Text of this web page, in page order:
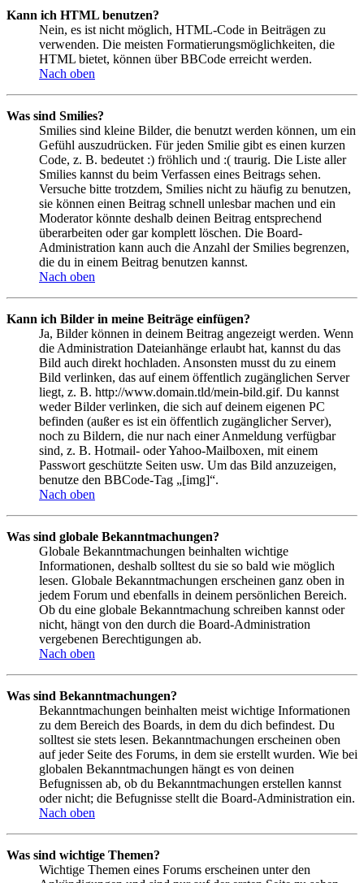
Kann ich HTML benutzen?
Nein, es ist nicht möglich, HTML-Code in Beiträgen zu
verwenden. Die meisten Formatierungsmöglichkeiten, die
HTML bietet, können über BBCode erreicht werden.
Nach oben
Was sind Smilies?
Smilies sind kleine Bilder, die benutzt werden können, um ein
Gefühl auszudrücken. Für jeden Smilie gibt es einen kurzen
Code, z. B. bedeutet :) fröhlich und :( traurig. Die Liste aller
Smilies kannst du beim Verfassen eines Beitrags sehen.
Versuche bitte trotzdem, Smilies nicht zu häufig zu benutzen,
sie können einen Beitrag schnell unlesbar machen und ein
Moderator könnte deshalb deinen Beitrag entsprechend
überarbeiten oder gar komplett löschen. Die Board-
Administration kann auch die Anzahl der Smilies begrenzen,
die du in einem Beitrag benutzen kannst.
Nach oben
Kann ich Bilder in meine Beiträge einfügen?
Ja, Bilder können in deinem Beitrag angezeigt werden. Wenn
die Administration Dateianhänge erlaubt hat, kannst du das
Bild auch direkt hochladen. Ansonsten musst du zu einem
Bild verlinken, das auf einem öffentlich zugänglichen Server
liegt, z. B. http://www.domain.tld/mein-bild.gif. Du kannst
weder Bilder verlinken, die sich auf deinem eigenen PC
befinden (außer es ist ein öffentlich zugänglicher Server),
noch zu Bildern, die nur nach einer Anmeldung verfügbar
sind, z. B. Hotmail- oder Yahoo-Mailboxen, mit einem
Passwort geschützte Seiten usw. Um das Bild anzuzeigen,
benutze den BBCode-Tag „[img]“.
Nach oben
Was sind globale Bekanntmachungen?
Globale Bekanntmachungen beinhalten wichtige
Informationen, deshalb solltest du sie so bald wie möglich
lesen. Globale Bekanntmachungen erscheinen ganz oben in
jedem Forum und ebenfalls in deinem persönlichen Bereich.
Ob du eine globale Bekanntmachung schreiben kannst oder
nicht, hängt von den durch die Board-Administration
vergebenen Berechtigungen ab.
Nach oben
Was sind Bekanntmachungen?
Bekanntmachungen beinhalten meist wichtige Informationen
zu dem Bereich des Boards, in dem du dich befindest. Du
solltest sie stets lesen. Bekanntmachungen erscheinen oben
auf jeder Seite des Forums, in dem sie erstellt wurden. Wie bei
globalen Bekanntmachungen hängt es von deinen
Befugnissen ab, ob du Bekanntmachungen erstellen kannst
oder nicht; die Befugnisse stellt die Board-Administration ein.
Nach oben
Was sind wichtige Themen?
Wichtige Themen eines Forums erscheinen unter den